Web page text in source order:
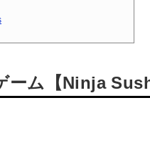
ーム【Ninja